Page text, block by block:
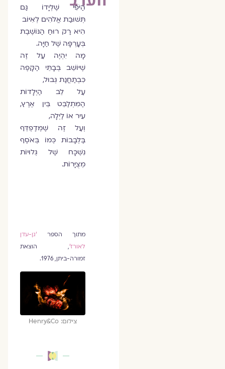
הַיֹּפִי שֶׁלְּיָדוֹ גַּם
תְּשׁוּבַת אֱלֹהִים לְאִיּוֹב
הִיא רַק רוּחַ הַנּוֹשֶׁבֶת
בְּעָרְפָּה שֶׁל חַיָּה.
מָה יִהְיֶה עַל זֶה
שֶׁיּוֹשֵׁב בְּבָתֵּי הַקָּפֶה
כִּבְתַחֲנַת גְּבוּל,
עַל לֵב הַיְּלָדוֹת
הַמִּתְלַבֵּט בֵּין אֶרֶץ,
עִיר אוֹ לַיְלָה,
וְעַל זֶה שֶׁמְּדַפְדֵּף
בַּלְּבָבוֹת כְּמוֹ בְּאֹסֶף
נִשְׁכָּח שֶׁל גְּלוּיוֹת
מְצֻיָּרוֹת.
מתוך הספר ׳גן-עדן
לאורז‏׳, הוצאת
זמורה-ביתן, 1976.
צילום: Henry&Co